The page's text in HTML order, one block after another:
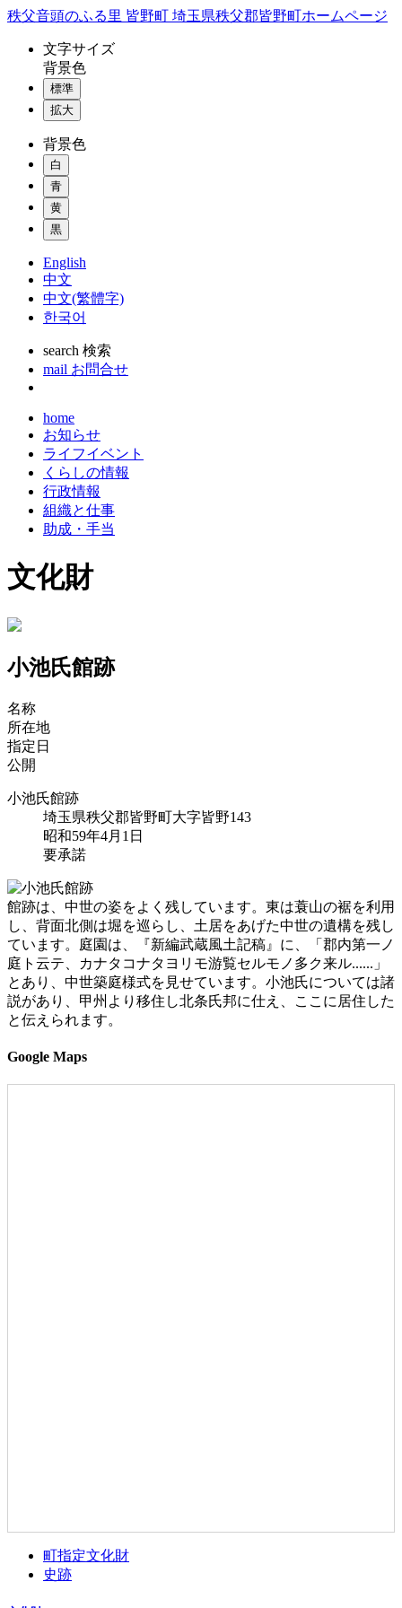
コ
秩父音頭のふる里 皆野町 埼玉県秩父郡皆野町ホームページ
文字サイズ
背景色
標準
拡大
背景色
白
青
黄
黒
English
中文
中文(繁體字)
한국어
search 検索
mail お問合せ
home
お知らせ
ライフイベント
くらしの情報
行政情報
組織と仕事
助成・手当
文化財
小池氏館跡
名称
所在地
指定日
公開
小池氏館跡
埼玉県秩父郡皆野町大字皆野143
昭和59年4月1日
要承諾
館跡は、中世の姿をよく残しています。東は蓑山の裾を利用
し、背面北側は堀を巡らし、土居をあげた中世の遺構を残し
ています。庭園は、『新編武蔵風土記稿』に、「郡内第一ノ
庭ト云テ、カナタコナタヨリモ游覧セルモノ多ク来ル......」
とあり、中世築庭様式を見せています。小池氏については諸
説があり、甲州より移住し北条氏邦に仕え、ここに居住した
と伝えられます。
Google Maps
町指定文化財
史跡